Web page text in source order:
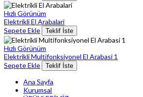
Hızlı Görünüm
Elektrikli El Arabalari
Sepete Ekle
Teklif İste
Hızlı Görünüm
Elektrikli Multifonksiyonel El Arabasi 1
Sepete Ekle
Teklif İste
Ana Sayfa
Kurumsal